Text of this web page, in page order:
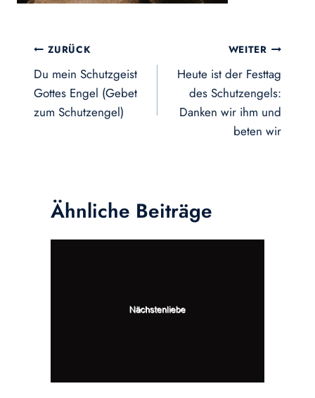
Beitragsnavigation
ZURÜCK
Du mein Schutzgeist
Gottes Engel (Gebet
zum Schutzengel)
WEITER
Heute ist der Festtag
des Schutzengels:
Danken wir ihm und
beten wir
Ähnliche Beiträge